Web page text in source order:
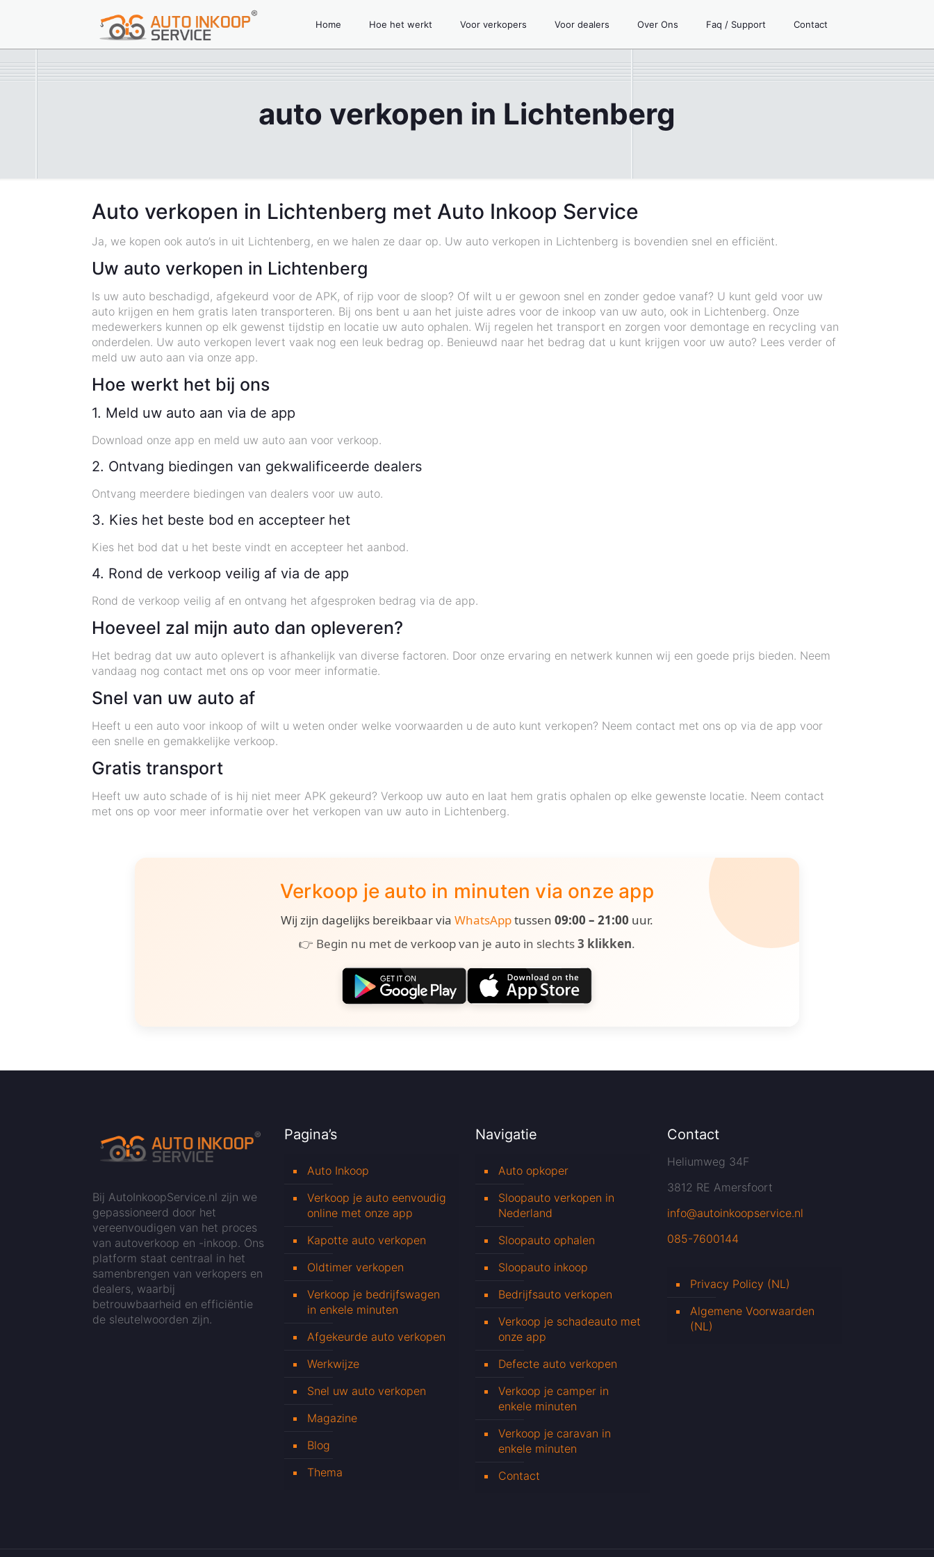
Home Hoe het werkt Voor verkopers Voor dealers Over Ons Faq / Support Contact
auto verkopen in Lichtenberg
Auto verkopen in Lichtenberg met Auto Inkoop Service
Ja, we kopen ook auto’s in uit Lichtenberg, en we halen ze daar op. Uw auto verkopen in Lichtenberg is bovendien snel en efficiënt.
Uw auto verkopen in Lichtenberg
Is uw auto beschadigd, afgekeurd voor de APK, of rijp voor de sloop? Of wilt u er gewoon snel en zonder gedoe vanaf? U kunt geld voor uw
auto krijgen en hem gratis laten transporteren. Bij ons bent u aan het juiste adres voor de inkoop van uw auto, ook in Lichtenberg. Onze
medewerkers kunnen op elk gewenst tijdstip en locatie uw auto ophalen. Wij regelen het transport en zorgen voor demontage en recycling van
onderdelen. Uw auto verkopen levert vaak nog een leuk bedrag op. Benieuwd naar het bedrag dat u kunt krijgen voor uw auto? Lees verder of
meld uw auto aan via onze app.
Hoe werkt het bij ons
1. Meld uw auto aan via de app
Download onze app en meld uw auto aan voor verkoop.
2. Ontvang biedingen van gekwalificeerde dealers
Ontvang meerdere biedingen van dealers voor uw auto.
3. Kies het beste bod en accepteer het
Kies het bod dat u het beste vindt en accepteer het aanbod.
4. Rond de verkoop veilig af via de app
Rond de verkoop veilig af en ontvang het afgesproken bedrag via de app.
Hoeveel zal mijn auto dan opleveren?
Het bedrag dat uw auto oplevert is afhankelijk van diverse factoren. Door onze ervaring en netwerk kunnen wij een goede prijs bieden. Neem
vandaag nog contact met ons op voor meer informatie.
Snel van uw auto af
Heeft u een auto voor inkoop of wilt u weten onder welke voorwaarden u de auto kunt verkopen? Neem contact met ons op via de app voor
een snelle en gemakkelijke verkoop.
Gratis transport
Heeft uw auto schade of is hij niet meer APK gekeurd? Verkoop uw auto en laat hem gratis ophalen op elke gewenste locatie. Neem contact
met ons op voor meer informatie over het verkopen van uw auto in Lichtenberg.
Verkoop je auto in minuten via onze app
Wij zijn dagelijks bereikbaar via WhatsApptussen 09:00 – 21:00 uur.
👉 Begin nu met de verkoop van je auto in slechts3 klikken.
Bij AutoInkoopService.nl zijn we
gepassioneerd door het
vereenvoudigen van het proces
van autoverkoop en -inkoop. Ons
platform staat centraal in het
samenbrengen van verkopers en
dealers, waarbij
betrouwbaarheid en efficiëntie
de sleutelwoorden zijn.
Pagina’s
Auto Inkoop
Verkoop je auto eenvoudig
online met onze app
Kapotte auto verkopen
Oldtimer verkopen
Verkoop je bedrijfswagen
in enkele minuten
Afgekeurde auto verkopen
Werkwijze
Snel uw auto verkopen
Magazine
Blog
Thema
Navigatie
Auto opkoper
Sloopauto verkopen in
Nederland
Sloopauto ophalen
Sloopauto inkoop
Bedrijfsauto verkopen
Verkoop je schadeauto met
onze app
Defecte auto verkopen
Verkoop je camper in
enkele minuten
Verkoop je caravan in
enkele minuten
Contact
Contact
Heliumweg 34F
3812 RE Amersfoort
info@autoinkoopservice.nl
085-7600144
Privacy Policy (NL)
Algemene Voorwaarden
(NL)